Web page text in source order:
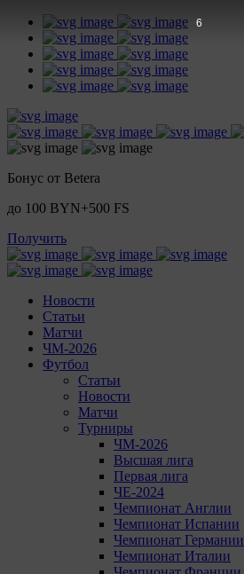
Бонус от Betera
до 100 BYN+500 FS
Получить
Новости
Статьи
Матчи
ЧМ-2026
Футбол
Статьи
Новости
Матчи
Турниры
ЧМ-2026
Высшая лига
Первая лига
ЧЕ-2024
Чемпионат Англии
Чемпионат Испании
Чемпионат Германии
Чемпионат Италии
5